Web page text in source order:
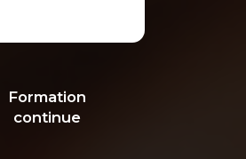
Formation
continue